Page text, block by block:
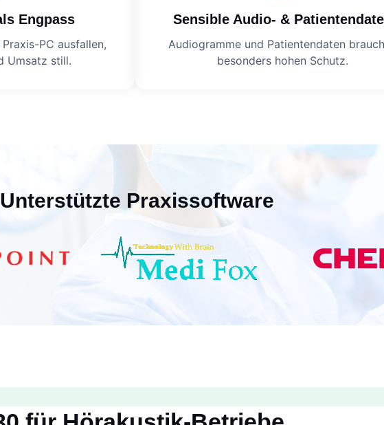
Engpass
PC ausfallen,
Umsatz still.
Sensible Audio- &
Audiogramme und Patientendaten
besonders hohen Schutz.
Unterstützte Praxissoftware